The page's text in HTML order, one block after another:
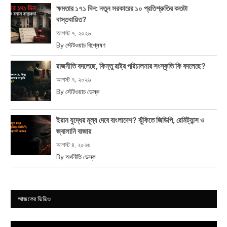
ক্ষমতার ১৭১ দিন: নতুন সরকারের ১০ প্রতিশ্রুতির কতটা
বাস্তবায়িত?
আগস্ট ৭, ২০২৬
By স্টেটওয়াচ বিশ্লেষণ
রাজনীতি বদলেছে, কিন্তু রাষ্ট্র পরিচালনার সংস্কৃতি কি বদলেছে?
আগস্ট ৭, ২০২৬
By স্টেটওয়াচ ডেস্ক
ইরান যুদ্ধের মূল্য দেবে বাংলাদেশ? ঝুঁকিতে জিডিপি, রেমিট্যান্স ও
জ্বালানি বাজার
আগস্ট ৪, ২০২৬
By অর্থনীতি ডেস্ক
আজকের ভিডিও